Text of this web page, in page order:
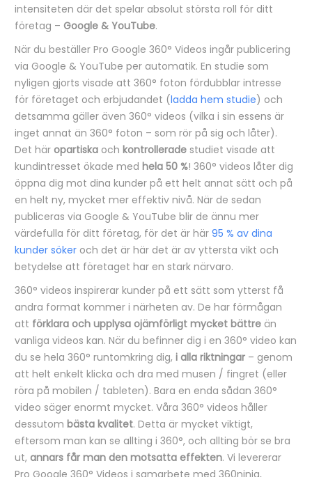
intensiteten där det spelar absolut största roll för ditt
företag – Google & YouTube.
När du beställer Pro Google 360° Videos ingår publicering
via Google & YouTube per automatik. En studie som
nyligen gjorts visade att 360° foton fördubblar intresse
för företaget och erbjudandet (ladda hem studie) och
detsamma gäller även 360° videos (vilka i sin essens är
inget annat än 360° foton – som rör på sig och låter).
Det här opartiska och kontrollerade studiet visade att
kundintresset ökade med hela 50 %! 360° videos låter dig
öppna dig mot dina kunder på ett helt annat sätt och på
en helt ny, mycket mer effektiv nivå. När de sedan
publiceras via Google & YouTube blir de ännu mer
värdefulla för ditt företag, för det är här 95 % av dina
kunder söker och det är här det är av yttersta vikt och
betydelse att företaget har en stark närvaro.
360° videos inspirerar kunder på ett sätt som ytterst få
andra format kommer i närheten av. De har förmågan
att förklara och upplysa ojämförligt mycket bättre än
vanliga videos kan. När du befinner dig i en 360° video kan
du se hela 360° runtomkring dig, i alla riktningar – genom
att helt enkelt klicka och dra med musen / fingret (eller
röra på mobilen / tableten). Bara en enda sådan 360°
video säger enormt mycket. Våra 360° videos håller
dessutom bästa kvalitet. Detta är mycket viktigt,
eftersom man kan se allting i 360°, och allting bör se bra
ut, annars får man den motsatta effekten. Vi levererar
Pro Google 360° Videos i samarbete med 360ninja,